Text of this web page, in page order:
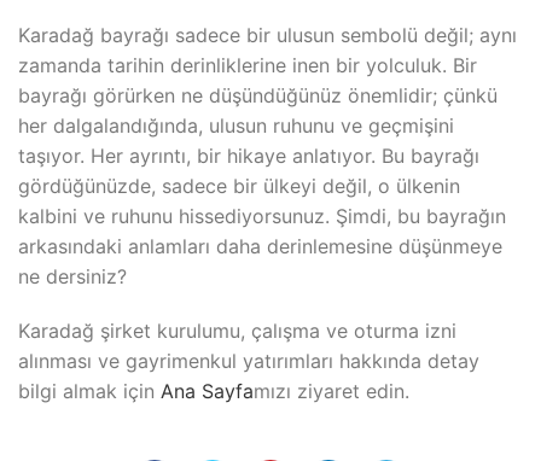
Karadağ bayrağı sadece bir ulusun sembolü değil; aynı
zamanda tarihin derinliklerine inen bir yolculuk. Bir
bayrağı görürken ne düşündüğünüz önemlidir; çünkü
her dalgalandığında, ulusun ruhunu ve geçmişini
taşıyor. Her ayrıntı, bir hikaye anlatıyor. Bu bayrağı
gördüğünüzde, sadece bir ülkeyi değil, o ülkenin
kalbini ve ruhunu hissediyorsunuz. Şimdi, bu bayrağın
arkasındaki anlamları daha derinlemesine düşünmeye
ne dersiniz?
Karadağ şirket kurulumu, çalışma ve oturma izni
alınması ve gayrimenkul yatırımları hakkında detay
bilgi almak için Ana Sayfamızı ziyaret edin.